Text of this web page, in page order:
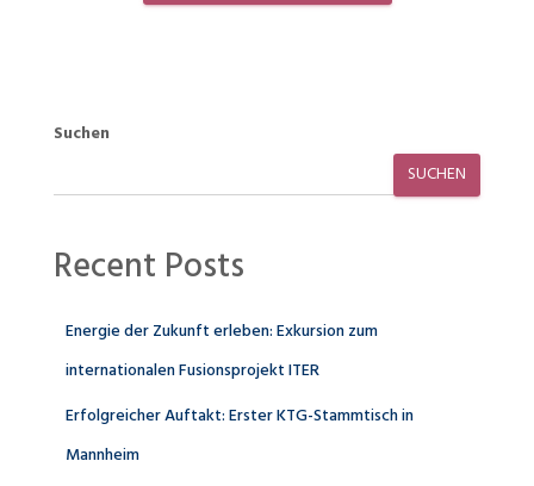
Suchen
SUCHEN
Recent Posts
Energie der Zukunft erleben: Exkursion zum
internationalen Fusionsprojekt ITER
Erfolgreicher Auftakt: Erster KTG-Stammtisch in
Mannheim